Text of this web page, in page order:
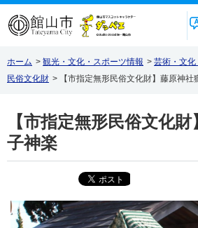
ホーム > 観光・文化・スポーツ情報 > 芸術・文化
民俗文化財 > 【市指定無形民俗文化財】藤原神社
【市指定無形民俗文化
子神楽